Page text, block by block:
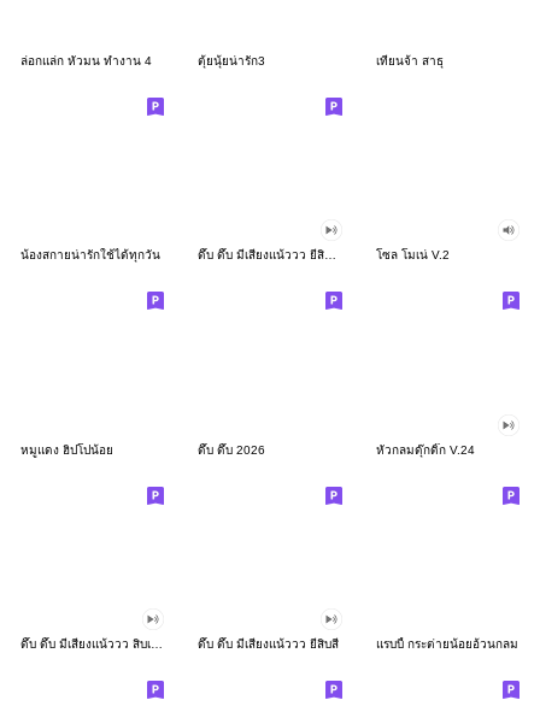
ล่อกแล่ก หัวมน ทำงาน 4 ตุ้ยนุ้ยน่ารัก3 เทียนจ้า สาธุ
น้องสกายน่ารักใช้ได้ทุกวัน ดึ๊บ ดึ๊บ มีเสียงแน้ววว ยี่สิบสอง โซล โมเน่ V.2
หมูแดง ฮิปโปน้อย ดึ๊บ ดึ๊บ 2026 หัวกลมดุ๊กดิ๊ก V.24
ดึ๊บ ดึ๊บ มีเสียงแน้ววว ยี่สิบสี่ แรบบี้ กระต่ายน้อยอ้วนกลม